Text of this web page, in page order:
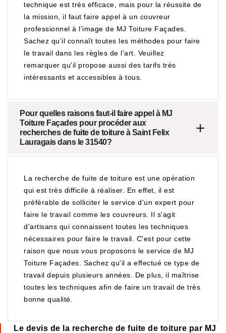
technique est très efficace, mais pour la réussite de
la mission, il faut faire appel à un couvreur
professionnel à l'image de MJ Toiture Façades.
Sachez qu'il connaît toutes les méthodes pour faire
le travail dans les règles de l'art. Veuillez
remarquer qu'il propose aussi des tarifs très
intéressants et accessibles à tous.
Pour quelles raisons faut-il faire appel à MJ
Toiture Façades pour procéder aux
recherches de fuite de toiture à Saint Felix
Lauragais dans le 31540?
La recherche de fuite de toiture est une opération
qui est très difficile à réaliser. En effet, il est
préférable de solliciter le service d'un expert pour
faire le travail comme les couvreurs. Il s'agit
d'artisans qui connaissent toutes les techniques
nécessaires pour faire le travail. C'est pour cette
raison que nous vous proposons le service de MJ
Toiture Façades. Sachez qu'il a effectué ce type de
travail depuis plusieurs années. De plus, il maîtrise
toutes les techniques afin de faire un travail de très
bonne qualité.
Le devis de la recherche de fuite de toiture par MJ